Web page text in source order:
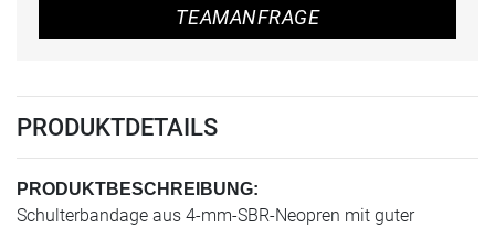
TEAMANFRAGE
PRODUKTDETAILS
PRODUKTBESCHREIBUNG:
Schulterbandage aus 4-mm-SBR-Neopren mit guter